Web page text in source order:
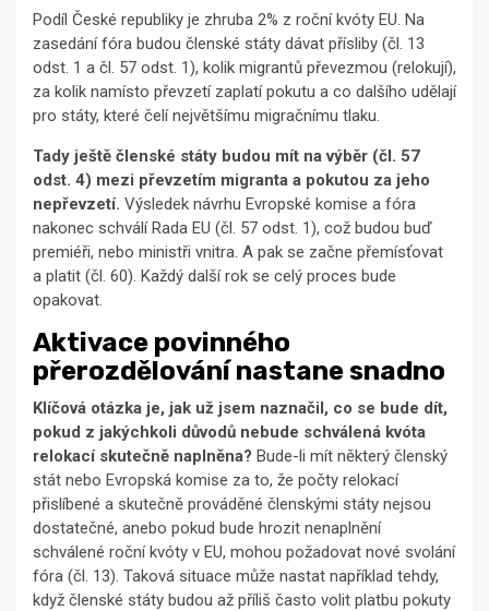
Podíl České republiky je zhruba 2% z roční kvóty EU. Na
zasedání fóra budou členské státy dávat přísliby (čl. 13
odst. 1 a čl. 57 odst. 1), kolik migrantů převezmou (relokují),
za kolik namísto převzetí zaplatí pokutu a co dalšího udělají
pro státy, které čelí největšímu migračnímu tlaku.
Tady ještě členské státy budou mít na výběr (čl. 57
odst. 4) mezi převzetím migranta a pokutou za jeho
nepřevzetí. Výsledek návrhu Evropské komise a fóra
nakonec schválí Rada EU (čl. 57 odst. 1), což budou buď
premiéři, nebo ministři vnitra. A pak se začne přemísťovat
a platit (čl. 60). Každý další rok se celý proces bude
opakovat.
Aktivace povinného
přerozdělování nastane snadno
Klíčová otázka je, jak už jsem naznačil, co se bude dít,
pokud z jakýchkoli důvodů nebude schválená kvóta
relokací skutečně naplněna? Bude-li mít některý členský
stát nebo Evropská komise za to, že počty relokací
přislíbené a skutečně prováděné členskými státy nejsou
dostatečné, anebo pokud bude hrozit nenaplnění
schválené roční kvóty v EU, mohou požadovat nové svolání
fóra (čl. 13). Taková situace může nastat například tehdy,
když členské státy budou až příliš často volit platbu pokuty